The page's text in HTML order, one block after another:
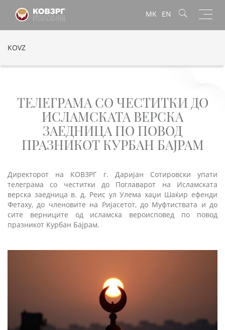
MK EN
KOVZ
ТЕЛЕГРАМА СО ЧЕСТИТКИ ДО
ИСЛАМСКАТА ВЕРСКА
ЗАЕДНИЦА ПО ПОВОД
ПРАЗНИКОТ КУРБАН БАЈРАМ
Директорот на КОВЗРГ г. Даријан Сотировски упати
телеграма со честитки до Поглаварот на Исламската
верска заедница в. д. Реис ул Улема хаџи Шаќир ефенди
Фетаху, до членовите на Ријасетот, до Муфтиствата и до
сите верниците од исламска вероисповед по повод
празникот Курбан Бајрам.